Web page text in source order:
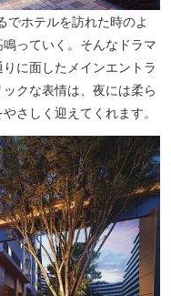
でホテルを訪れた時のよ
っていく。そんなドラマ
に面したメインエントラ
クな表情は、夜には柔ら
さしく迎えてくれます。